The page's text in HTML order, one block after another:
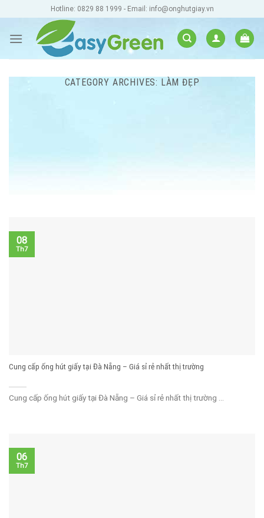
content
Hotline: 0829 88 1999 - Email: info@onghutgiay.vn
CATEGORY ARCHIVES: LÀM ĐẸP
Cung cấp ống hút giấy tại Đà Nẵng – Giá sỉ rẻ nhất thị trường
Cung cấp ống hút giấy tại Đà Nẵng – Giá sỉ rẻ nhất thị trường ...
08
Th7
06
Th7